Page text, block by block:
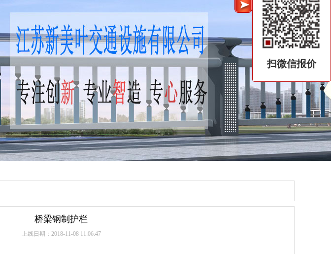
桥梁钢制护栏
上线日期：2018-11-08 11:06:47
扫微信报价